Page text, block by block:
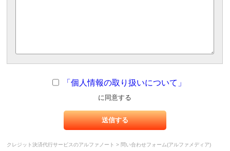
「個人情報の取り扱いについて」
に同意する
クレジット決済代行サービスのアルファノート > 問い合わせフォーム(アルファメディア)